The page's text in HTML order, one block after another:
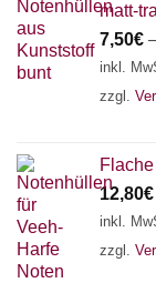
matt-
7,50€
inkl.
zzgl.
12,80€
inkl.
zzgl.